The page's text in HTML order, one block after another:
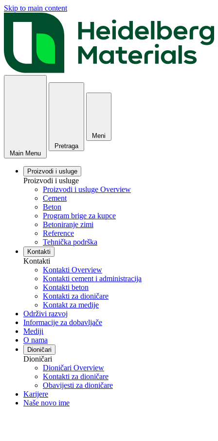
Skip to main content
Main Menu
Pretraga
Meni
Proizvodi i usluge
Proizvodi i usluge
Proizvodi i usluge Overview
Cement
Beton
Program brige za kupce
Betoniranje zimi
Reference
Tehnička podrška
Kontakti
Kontakti
Kontakti Overview
Kontakti cement i administracija
Kontakti beton
Kontakti za dioničare
Kontakt za medije
Održivi razvoj
Informacije za dobavljače
Mediji
O nama
Dioničari
Dioničari
Dioničari Overview
Kontakti za dioničare
Obavijesti za dioničare
Karijere
Naše novo ime